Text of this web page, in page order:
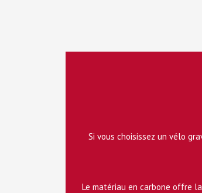
Si vous choisissez un vélo
Le matériau en carbone offre